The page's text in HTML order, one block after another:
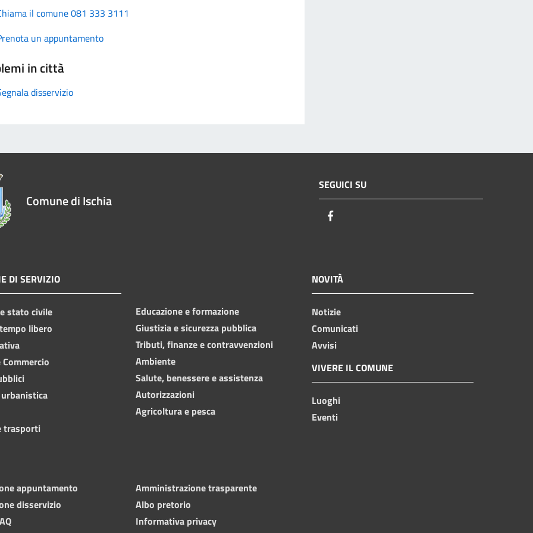
il comune 081 333 3111
un appuntamento
in città
disservizio
Comune di Ischia
SEGUICI SU
DI SERVIZIO
stato civile
libero
trasporti
Educazione e formazione
Giustizia e sicurezza pubblica
Tributi, finanze e contravvenzioni
Ambiente
Salute, benessere e assistenza
Autorizzazioni
Agricoltura e pesca
NOVITÀ
Notizie
Comunicati
Avvisi
VIVERE IL COMUNE
Luoghi
Eventi
appuntamento
disservizio
Amministrazione trasparente
Albo pretorio
Informativa privacy